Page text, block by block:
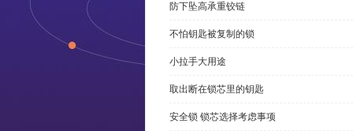
防下坠高承重铰链
不怕钥匙被复制的锁
小拉手大用途
取出断在锁芯里的钥匙
安全锁 锁芯选择考虑事项